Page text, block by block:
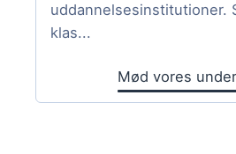
uddannelsesinstitutioner.
klas...
Mød vores